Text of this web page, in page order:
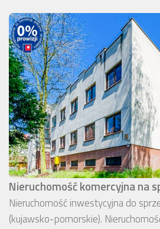
Nieruchomość komercyjna na
Nieruchomość inwestycyjna do
(kujawsko-pomorskie).